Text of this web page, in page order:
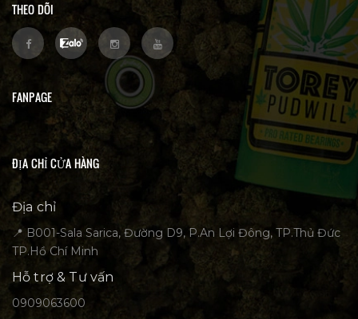
THEO DÕI
FANPAGE
ĐỊA CHỈ CỬA HÀNG
Địa chỉ
📍 B001-Sala Sarica, Đường D9, P.An Lợi Đông, TP.Thủ Đức
TP.Hồ Chí Minh
Hỗ trợ & Tư vấn
0909063600